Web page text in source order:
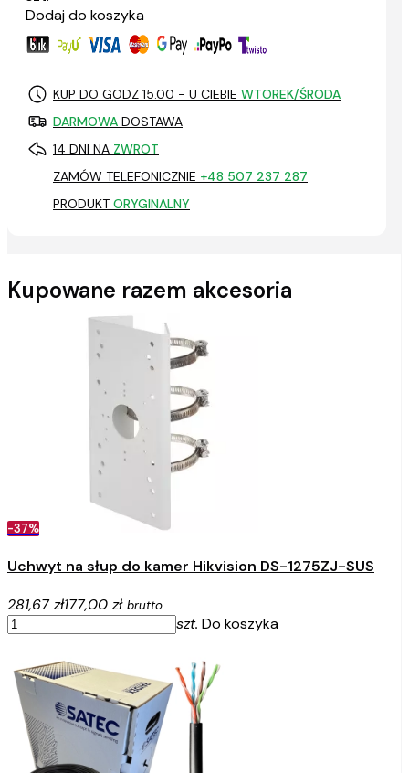
Dodaj do koszyka
KUP DO GODZ 15.00 - U CIEBIE WTOREK/ŚRODA
DARMOWA DOSTAWA
14 DNI NA ZWROT
ZAMÓW TELEFONICZNIE +48 507 237 287
PRODUKT ORYGINALNY
Kupowane razem akcesoria
-37%
Uchwyt na słup do kamer Hikvision DS-1275ZJ-SUS
281,67 zł177,00 zł brutto
szt. Do koszyka